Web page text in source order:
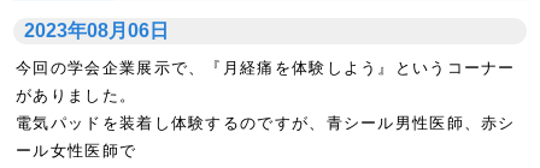
2023年08月06日
今回の学会企業展示で、『月経痛を体験しよう』というコーナー
がありました。
電気パッドを装着し体験するのですが、青シール男性医師、赤シ
ール女性医師で